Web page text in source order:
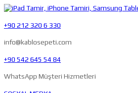
+90 212 320 6 330
info@kablosepeti.com
+90 542 645 54 84
WhatsApp Müşteri Hizmetleri